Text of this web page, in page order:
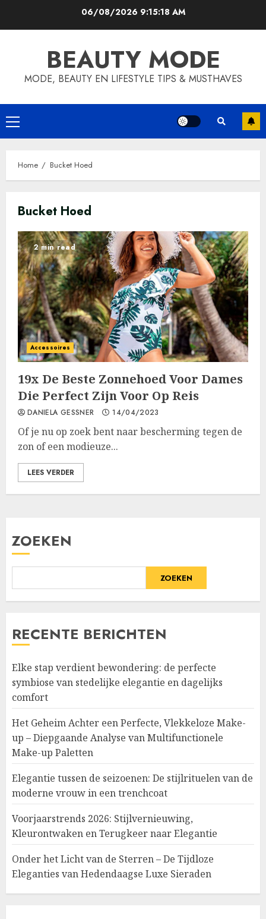
06/08/2026 9:15:18 AM
BEAUTY MODE
MODE, BEAUTY EN LIFESTYLE TIPS & MUSTHAVES
Primary
Menu
Home Bucket Hoed
Bucket Hoed
2 min read
Accessoires
19x De Beste Zonnehoed Voor Dames
Die Perfect Zijn Voor Op Reis
DANIELA GESSNER 14/04/2023
Of je nu op zoek bent naar bescherming tegen de
zon of een modieuze...
LEES VERDER
ZOEKEN
ZOEKEN
RECENTE BERICHTEN
Elke stap verdient bewondering: de perfecte
symbiose van stedelijke elegantie en dagelijks
comfort
Het Geheim Achter een Perfecte, Vlekkeloze Make-
up – Diepgaande Analyse van Multifunctionele
Make-up Paletten
Elegantie tussen de seizoenen: De stijlrituelen van de
moderne vrouw in een trenchcoat
Voorjaarstrends 2026: Stijlvernieuwing,
Kleurontwaken en Terugkeer naar Elegantie
Onder het Licht van de Sterren – De Tijdloze
Eleganties van Hedendaagse Luxe Sieraden